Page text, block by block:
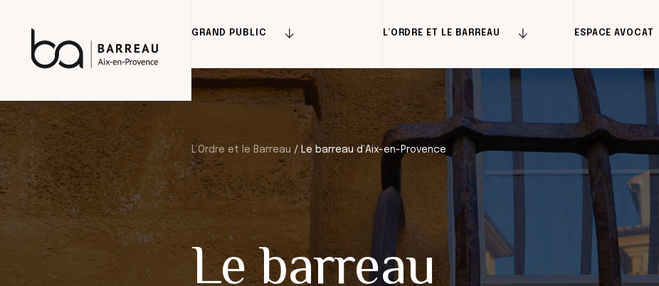
content
GRAND PUBLIC L’ORDRE ET LE BARREAU ESPACE AVOCAT
L’Ordre et le Barreau/ Le barreau d’Aix-en-Provence